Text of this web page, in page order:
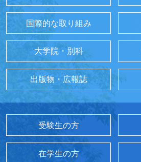
国際的な取り組み
大学院・別科
出版物・広報誌
受験生の方
在学生の方